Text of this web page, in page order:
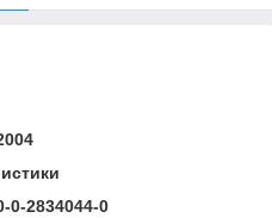
0-2834044-0